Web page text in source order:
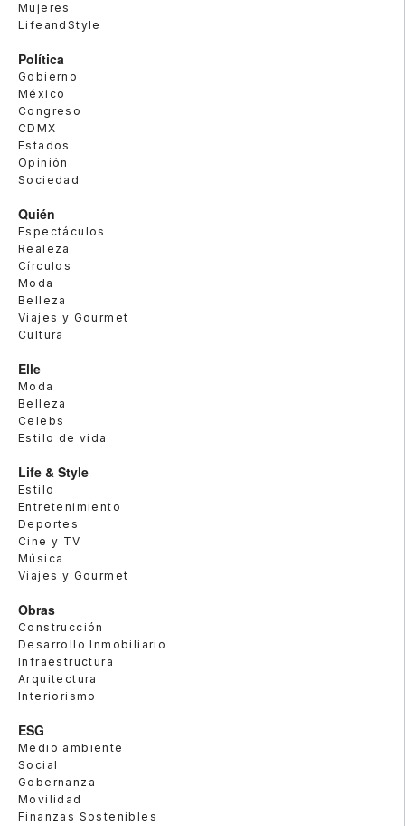
Mujeres
LifeandStyle
Política
Gobierno
México
Congreso
CDMX
Estados
Opinión
Sociedad
Quién
Espectáculos
Realeza
Círculos
Moda
Belleza
Viajes y Gourmet
Cultura
Elle
Moda
Belleza
Celebs
Estilo de vida
Life & Style
Estilo
Entretenimiento
Deportes
Cine y TV
Música
Viajes y Gourmet
Obras
Construcción
Desarrollo Inmobiliario
Infraestructura
Arquitectura
Interiorismo
ESG
Medio ambiente
Social
Gobernanza
Movilidad
Finanzas Sostenibles